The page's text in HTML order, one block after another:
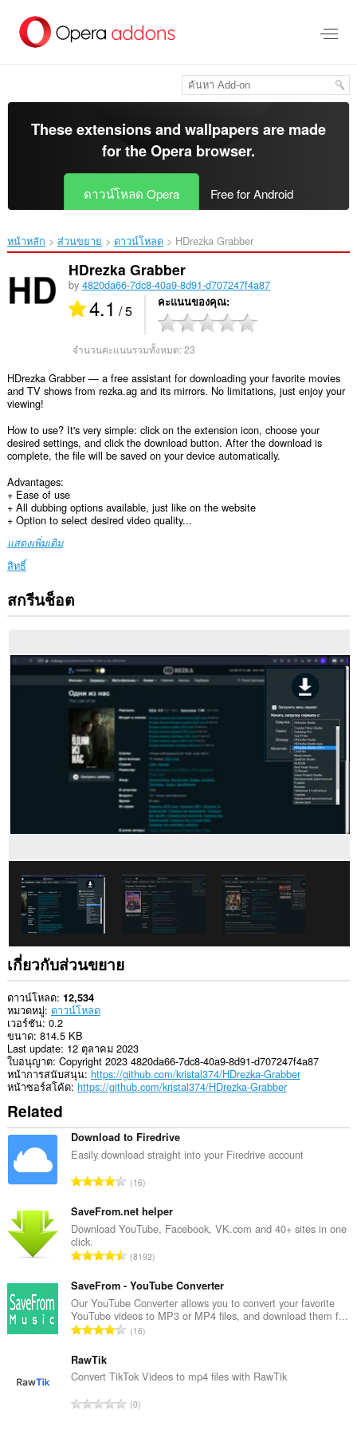
These extensions and wallpapers are made
for theOpera browser.
ดาวน์โหลด Opera Free for Android
หน้าหลัก ส่วนขยาย ดาวน์โหลด HDrezka Grabber‎
HDrezka Grabber
by 4820da66-7dc8-40a9-8d91-d707247f4a87
4.1 / 5 คะแนนของคุณ
จำนวนคะแนนรวมทั้งหมด:23
HDrezka Grabber — a free assistant for downloading your favorite movies
and TV shows from rezka.ag and its mirrors. No limitations, just enjoy your
viewing!
How to use? It's very simple: click on the extension icon, choose your
desired settings, and click the download button. After the download is
complete, the file will be saved on your device automatically.
Advantages:
+ Ease of use
+ All dubbing options available, just like on the website
+ Option to select desired video quality...
แสดงเพิ่มเติม
สิทธิ์
ส่วน
ขยาย
ถึง
ข้อมูล
ของ
สกรีนช็อต
เกี่ยวกับส่วนขยาย
ดาวน์โหลด 12,534
หมวดหมู่ ดาวน์โหลด
เวอร์ชัน 0.2
ขนาด 814.5 KB
Last update 12 ตุลาคม 2023
ใบอนุญาต Copyright 2023 4820da66-7dc8-40a9-8d91-d707247f4a87
หน้าการสนับสนุน https://github.com/kristal374/HDrezka-Grabber
หน้าซอร์สโค้ด https://github.com/kristal374/HDrezka-Grabber
Related
Download to Firedrive
Easily download straight into your Firedrive account
จำ
ว
น
ะ
น
น
ร
ว
ทั้
ห
16
SaveFrom.net helper
Download YouTube, Facebook, VK.com and 40+ sites in one
click.
จำ
ว
น
ค
ะ
น
ร
ว
8192
SaveFrom - YouTube Converter
Our YouTube Converter allows you to convert your favorite
YouTube videos to MP3 or MP4 files, and download them f...
จำ
น
ะ
16
RawTik
Convert TikTok Videos to mp4 files with RawTik
จำ
0